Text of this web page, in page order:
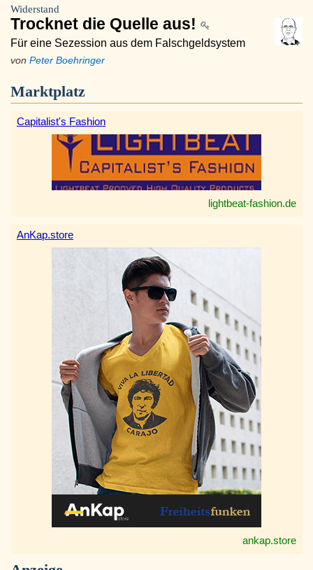
Widerstand
Trocknet die Quelle aus!
Für eine Sezession aus dem Falschgeldsystem
von Peter Boehringer
Marktplatz
Capitalist's Fashion
lightbeat-fashion.de
AnKap.store
ankap.store